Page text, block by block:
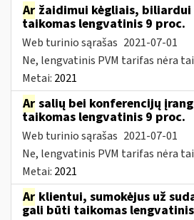
Ar žaidimui kėgliais,
taikomas lengvatinis 9 proc.
Web turinio sąrašas 2021-07-01
Ne, lengvatinis PVM tarifas nėra
Metai: 2021
Ar salių bei konferencijų
taikomas lengvatinis 9 proc.
Web turinio sąrašas 2021-07-01
Ne, lengvatinis PVM tarifas nėra
Metai: 2021
Ar klientui, sumokėjus už
gali būti taikomas